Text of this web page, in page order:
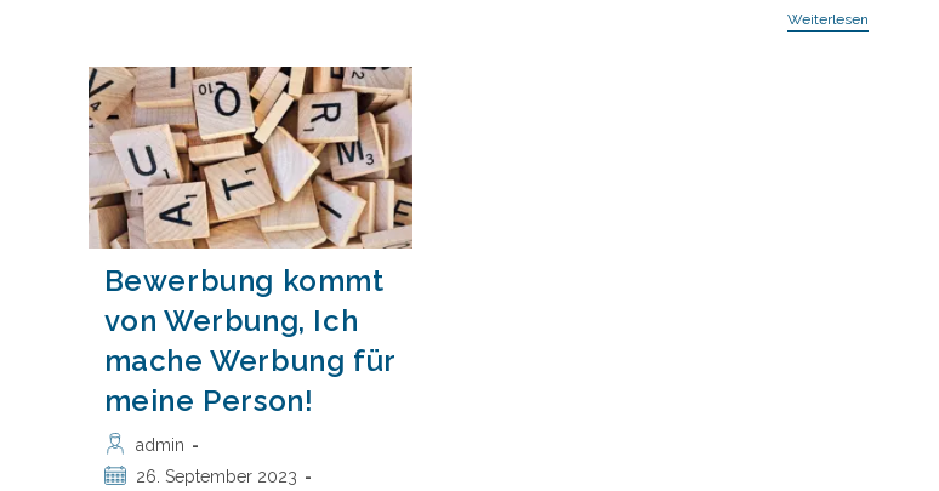
Weiterlesen
Bewerbung kommt
von Werbung, Ich
mache Werbung für
meine Person!
Beitrags-
Autor:
admin
Beitrag26. September 2023